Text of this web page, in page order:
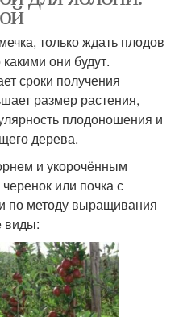
только ждать плодов
они будут.
сроки получения
размер растения,
плодоношения и
дерева.
и укорочённым
или почка с
по методу выращивания
виды: